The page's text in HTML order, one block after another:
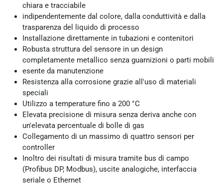
chiara e tracciabile
indipendentemente dal colore, dalla conduttività e dalla
trasparenza del liquido di processo
Installazione direttamente in tubazioni e contenitori
Robusta struttura del sensore in un design
completamente metallico senza guarnizioni o parti mobili
esente da manutenzione
Resistenza alla corrosione grazie all'uso di materiali
speciali
Utilizzo a temperature fino a 200 °C
Elevata precisione di misura senza deriva anche con
un'elevata percentuale di bolle di gas
Collegamento di un massimo di quattro sensori per
controller
Inoltro dei risultati di misura tramite bus di campo
(Profibus DP, Modbus), uscite analogiche, interfaccia
seriale o Ethernet